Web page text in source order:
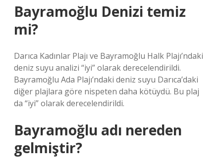
Bayramoğlu Denizi temiz
mi?
Darıca Kadınlar Plajı ve Bayramoğlu Halk Plajı’ndaki
deniz suyu analizi “iyi” olarak derecelendirildi.
Bayramoğlu Ada Plajı’ndaki deniz suyu Darıca’daki
diğer plajlara göre nispeten daha kötüydü. Bu plaj
da “iyi” olarak derecelendirildi.
Bayramoğlu adı nereden
gelmiştir?